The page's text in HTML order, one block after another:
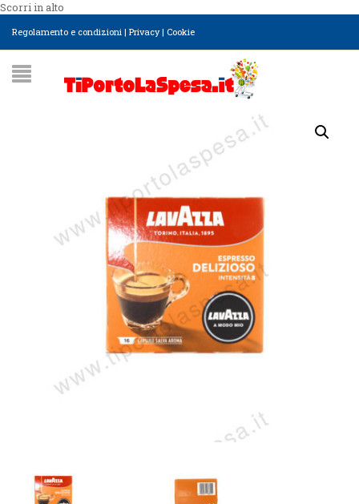
Scorri in alto
Regolamento e condizioni | Privacy| Cookie